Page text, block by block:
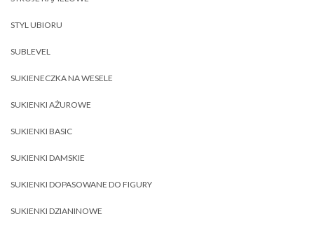
STYL UBIORU
SUBLEVEL
SUKIENECZKA NA WESELE
SUKIENKI AŻUROWE
SUKIENKI BASIC
SUKIENKI DAMSKIE
SUKIENKI DOPASOWANE DO FIGURY
SUKIENKI DZIANINOWE